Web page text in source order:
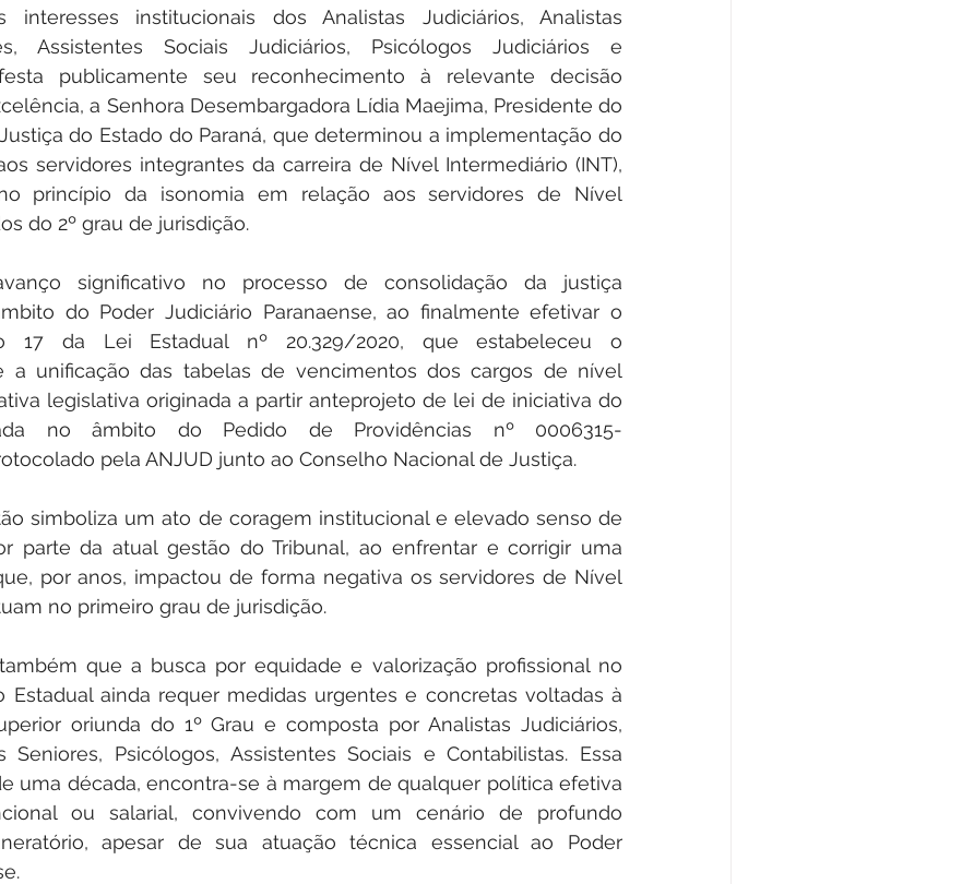
institucionais dos Analistas Judiciários, Analistas
Assistentes Sociais Judiciários, Psicólogos Judiciários e
publicamente seu reconhecimento à relevante decisão
a Senhora Desembargadora Lídia Maejima, Presidente do
do Estado do Paraná, que determinou a implementação do
servidores integrantes da carreira de Nível Intermediário (INT),
princípio da isonomia em relação aos servidores de Nível
do 2º grau de jurisdição.
significativo no processo de consolidação da justiça
do Poder Judiciário Paranaense, ao finalmente efetivar o
17 da Lei Estadual nº 20.329/2020, que estabeleceu o
a unificação das tabelas de vencimentos dos cargos de nível
legislativa originada a partir anteprojeto de lei de iniciativa do
no âmbito do Pedido de Providências nº 0006315-
pela ANJUD junto ao Conselho Nacional de Justiça.
simboliza um ato de coragem institucional e elevado senso de
parte da atual gestão do Tribunal, ao enfrentar e corrigir uma
por anos, impactou de forma negativa os servidores de Nível
no primeiro grau de jurisdição.
que a busca por equidade e valorização profissional no
Estadual ainda requer medidas urgentes e concretas voltadas à
oriunda do 1º Grau e composta por Analistas Judiciários,
Seniores, Psicólogos, Assistentes Sociais e Contabilistas. Essa
uma década, encontra-se à margem de qualquer política efetiva
ou salarial, convivendo com um cenário de profundo
apesar de sua atuação técnica essencial ao Poder